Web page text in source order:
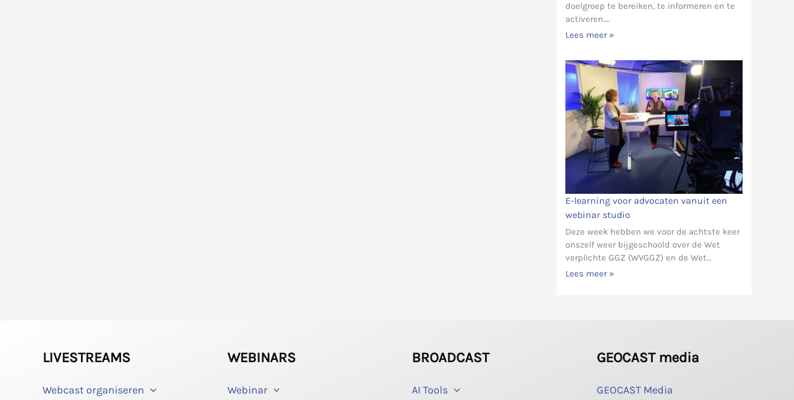
doelgroep te bereiken, te informeren en te
activeren.…
Lees meer »
E-learning voor advocaten vanuit een
webinar studio
Deze week hebben we voor de achtste keer
onszelf weer bijgeschoold over de Wet
verplichte GGZ (WVGGZ) en de Wet…
Lees meer »
LIVESTREAMS
Webcast organiseren
WEBINARS
Webinar
BROADCAST
AI Tools
GEOCAST media
GEOCAST Media